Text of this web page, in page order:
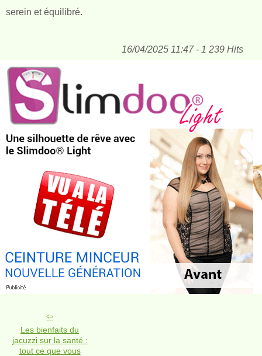
serein et équilibré.
16/04/2025 11:47 - 1 239 Hits
Les bienfaits du
jacuzzi sur la santé :
tout ce que vous